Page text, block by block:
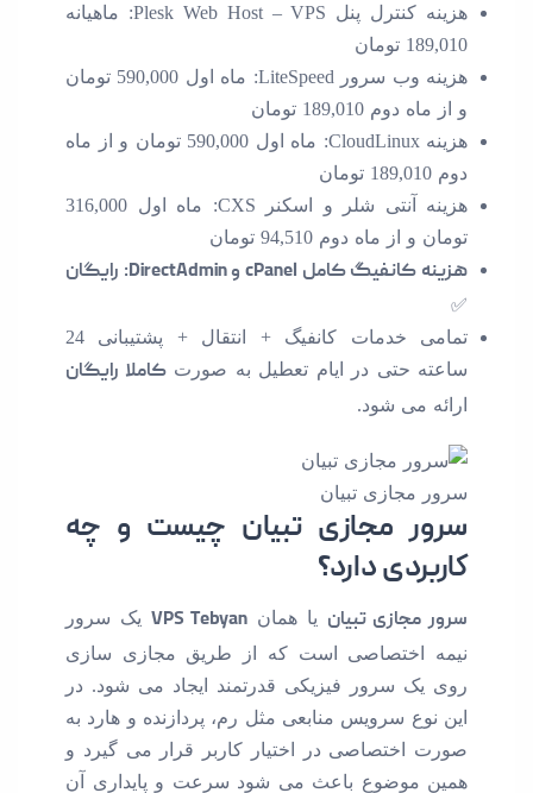
هزینه کنترل پنل Plesk Web Host – VPS: ماهیانه
189,010 تومان
هزینه وب سرور LiteSpeed: ماه اول 590,000 تومان
و از ماه دوم 189,010 تومان
هزینه CloudLinux: ماه اول 590,000 تومان و از ماه
دوم 189,010 تومان
هزینه آنتی شلر و اسکنر CXS: ماه اول 316,000
تومان و از ماه دوم 94,510 تومان
هزینه کانفیگ کامل cPanel و DirectAdmin: رایگان
✅
تمامی خدمات کانفیگ + انتقال + پشتیبانی 24
ساعته حتی در ایام تعطیل به صورتکاملا رایگان
ارائه می شود.
سرور مجازی تبیان
سرور مجازی تبیان چیست و چه
کاربردی دارد؟
سرور مجازی تبیان یا همان VPS Tebyan یک سرور
نیمه اختصاصی است که از طریق مجازی سازی
روی یک سرور فیزیکی قدرتمند ایجاد می شود. در
این نوع سرویس منابعی مثل رم، پردازنده و هارد به
صورت اختصاصی در اختیار کاربر قرار می گیرد و
همین موضوع باعث می شود سرعت و پایداری آن